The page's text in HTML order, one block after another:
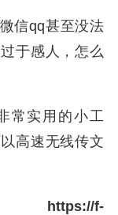
信qq甚至没法
于感人，怎么
常实用的小工
高速无线传文
f-